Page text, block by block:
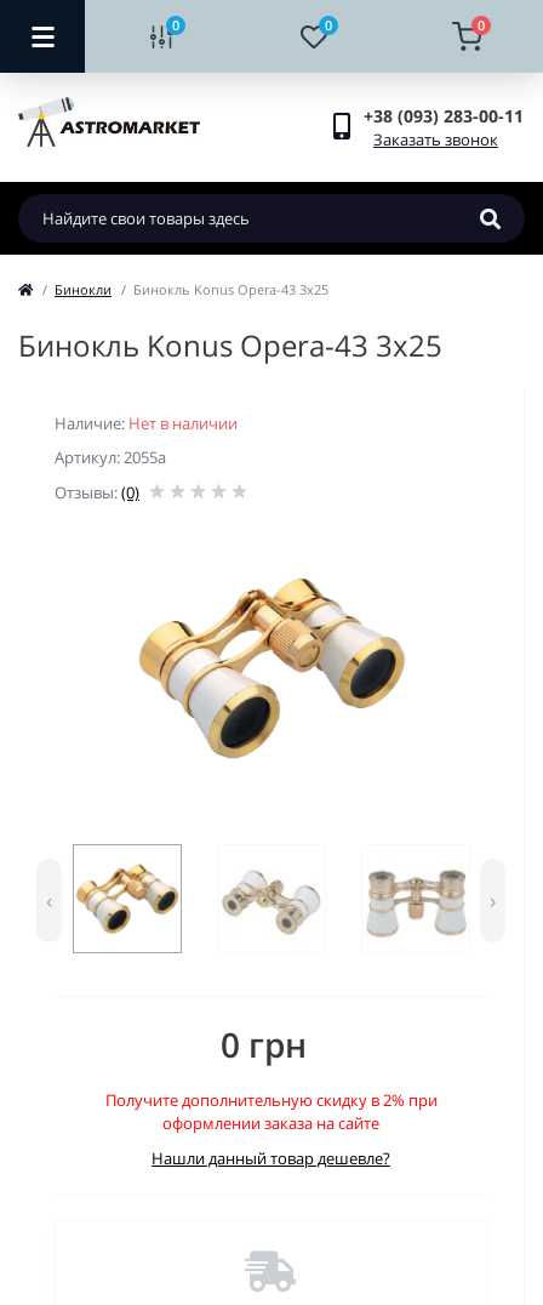
0 0 0
+38 (093) 283-00-11
Заказать звонок
Бинокли Бинокль Konus Opera-43 3x25
Бинокль Konus Opera-43 3x25
Наличие: Нет в наличии
Артикул: 2055a
Отзывы:(0)
‹ ›
0 грн
Получите дополнительную скидку в 2% при
оформлении заказа на сайте
Нашли данный товар дешевле?